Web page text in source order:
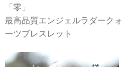
「零」
最高品質エンジェルラダークォ
ーツブレスレット